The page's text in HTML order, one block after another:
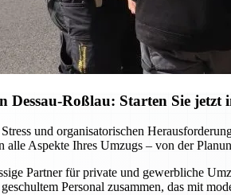
Dessau-Roßlau: Starten Sie jetzt
und organisatorischen
alle Aspekte Ihres Umzugs – von der
Partner für private und gewerbliche
Personal zusammen, das mit